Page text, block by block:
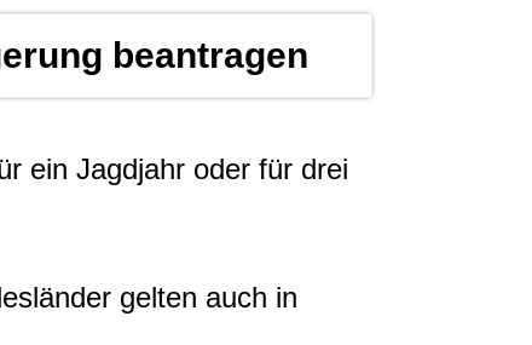
beantragen
ein Jagdjahr oder für drei
gelten auch in